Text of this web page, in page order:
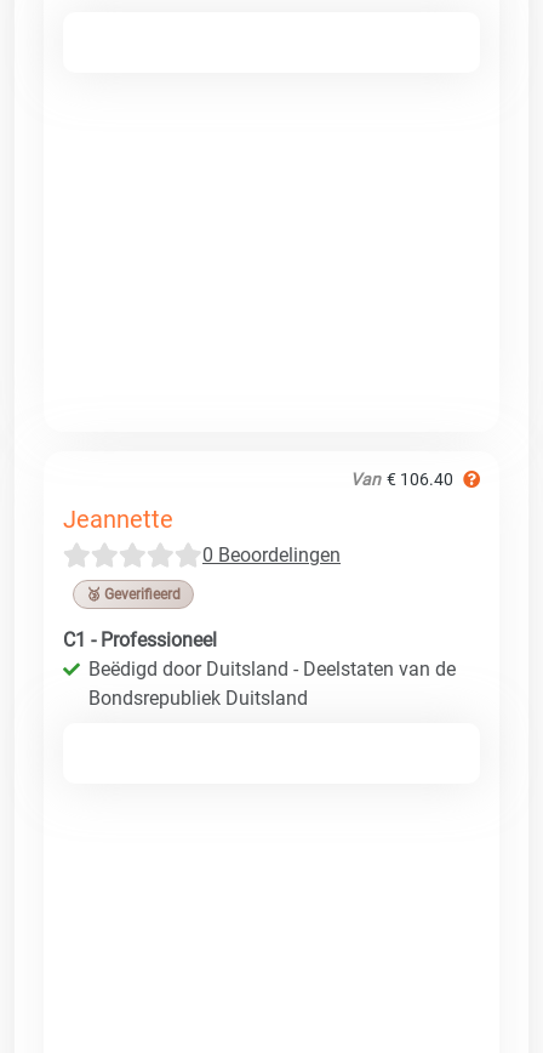
Van € 106.40
Jeannette
0 Beoordelingen
🥉 Geverifieerd
C1 - Professioneel
Beëdigd door Duitsland - Deelstaten van de
Bondsrepubliek Duitsland